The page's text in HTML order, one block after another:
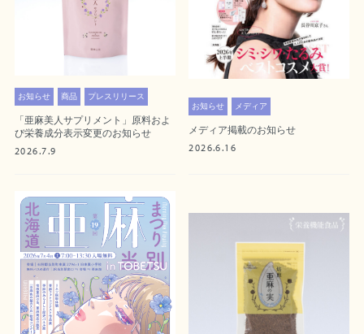
お知らせ 商品 プレスリリース
「亜麻美人サプリメント」原料およ
び栄養成分表示変更のお知らせ
2026.7.9
お知らせ メディア
メディア掲載のお知らせ
2026.6.16